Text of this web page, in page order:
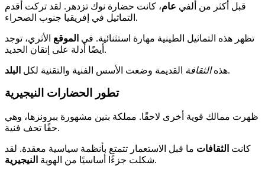
قبل أكثر من ألفي عام، كانت حضارة نوك تزدهر. لقد تركت أقدم
التماثيل في إفريقيا جنوب الصحراء.
تظهر هذه التماثيل الطينية مهارة استثنائية. في الموقع الأثري، توجد
أيضًا أدلة على إتقان الحديد.
هذهالثقافة القديمة وضعت الأسس الفنية والتقنية لكل البلد .
تطور الحضارات النيجيرية
ظهرت ممالك قوية أخرى لاحقًا. مملكة بنين مشهورة ببرونزها، وهي
حقًا تحف فنية.
كانت الثقافات ما قبل الاستعمار تتمتع بأنظمة سياسية معقدة. لقد
شكلت جزءًا أساسيًا من الهوية النيجيرية .